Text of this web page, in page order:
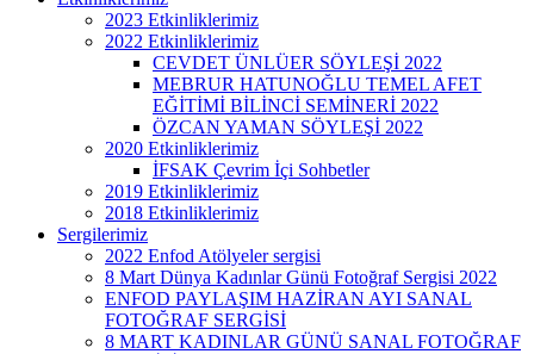
2023 Etkinliklerimiz
2022 Etkinliklerimiz
CEVDET ÜNLÜER SÖYLEŞİ 2022
MEBRUR HATUNOĞLU TEMEL AFET
EĞİTİMİ BİLİNCİ SEMİNERİ 2022
ÖZCAN YAMAN SÖYLEŞİ 2022
2020 Etkinliklerimiz
İFSAK Çevrim İçi Sohbetler
2019 Etkinliklerimiz
2018 Etkinliklerimiz
Sergilerimiz
2022 Enfod Atölyeler sergisi
8 Mart Dünya Kadınlar Günü Fotoğraf Sergisi 2022
ENFOD PAYLAŞIM HAZİRAN AYI SANAL
FOTOĞRAF SERGİSİ
8 MART KADINLAR GÜNÜ SANAL FOTOĞRAF